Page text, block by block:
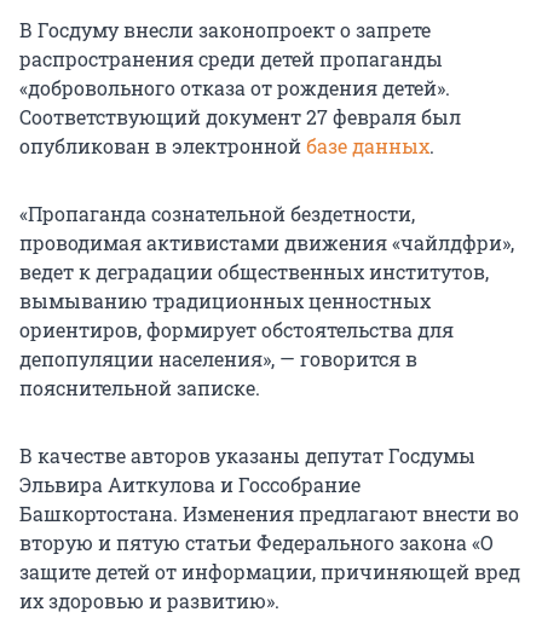
В Госдуму внесли законопроект о запрете
распространения среди детей пропаганды
«добровольного отказа от рождения детей».
Соответствующий документ 27 февраля был
опубликован в электроннойбазе данных.
«Пропаганда сознательной бездетности,
проводимая активистами движения «чайлдфри»,
ведет к деградации общественных институтов,
вымыванию традиционных ценностных
ориентиров, формирует обстоятельства для
депопуляции населения», — говорится в
пояснительной записке.
В качестве авторов указаны депутат Госдумы
Эльвира Аиткулова и Госсобрание
Башкортостана. Изменения предлагают внести во
вторую и пятую статьи Федерального закона «О
защите детей от информации, причиняющей вред
их здоровью и развитию».